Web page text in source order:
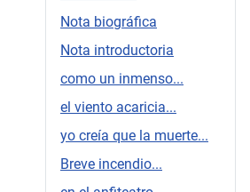
Nota biográfica
Nota introductoria
como un inmenso...
el viento acaricia...
yo creía que la muerte...
Breve incendio...